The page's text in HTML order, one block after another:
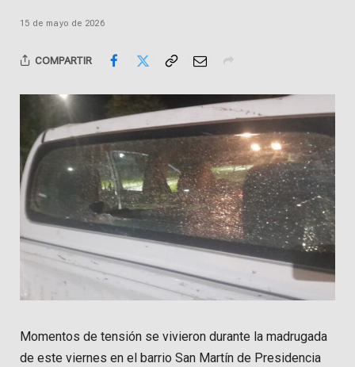
15 de mayo de 2026
COMPARTIR
Momentos de tensión se vivieron durante la madrugada
de este viernes en el barrio San Martín de Presidencia